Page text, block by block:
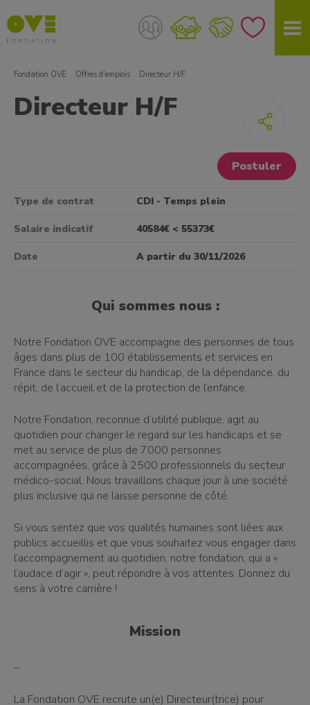
Fondation OVE Offres d'emplois Directeur H/F
Postuler
Directeur H/F
Type de contrat CDI - Temps plein
Salaire indicatif 40584€ < 55373€
Date A partir du 30/11/2026
Qui sommes nous :
Notre Fondation OVE accompagne des personnes de tous
âges dans plus de 100 établissements et services en
France dans le secteur du handicap, de la dépendance, du
répit, de l’accueil et de la protection de l’enfance.
Notre Fondation, reconnue d’utilité publique, agit au
quotidien pour changer le regard sur les handicaps et se
met au service de plus de 7000 personnes
accompagnées, grâce à 2500 professionnels du secteur
médico-social. Nous travaillons chaque jour à une société
plus inclusive qui ne laisse personne de côté.
Si vous sentez que vos qualités humaines sont liées aux
publics accueillis et que vous souhaitez vous engager dans
l’accompagnement au quotidien, notre fondation, qui a «
l’audace d’agir », peut répondre à vos attentes. Donnez du
sens à votre carrière !
Mission
–
La Fondation OVE recrute un(e) Directeur(trice) pour